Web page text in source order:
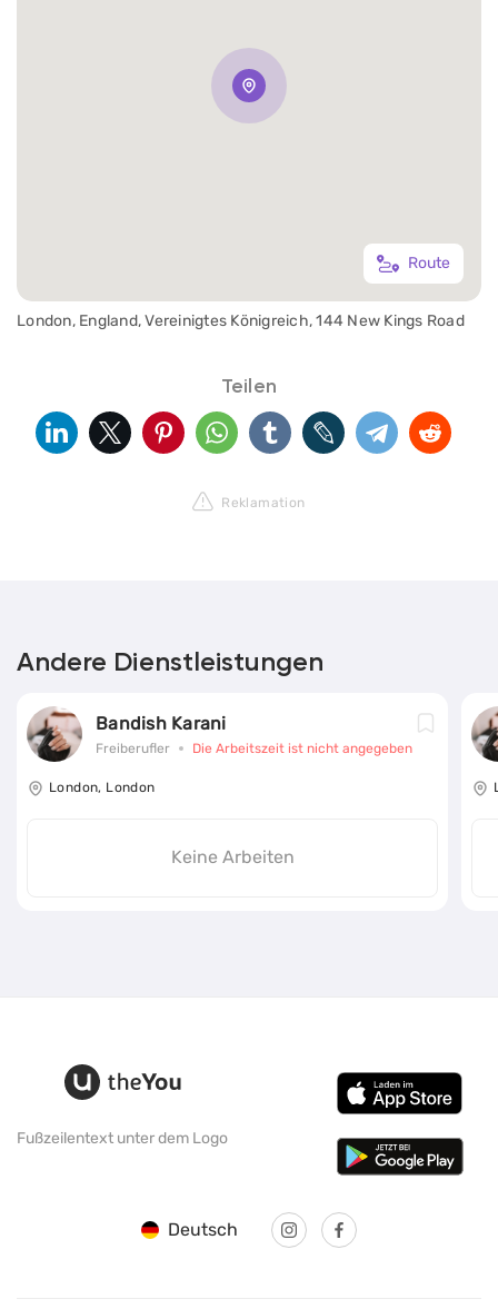
Route
London, England, Vereinigtes Königreich, 144 New Kings Road
Teilen
Reklamation
Andere Dienstleistungen
Bandish Karani
Freiberufler Die Arbeitszeit ist nicht angegeben
London, London
Keine Arbeiten
Fußzeilentext unter dem Logo
Deutsch